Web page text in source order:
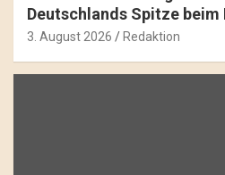
Deutschlands Spitze
3. August 2026 Redaktion